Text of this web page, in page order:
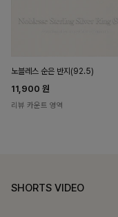
노블레스 순은 반지(92.5)
11,900 원
리뷰 카운트 영역
SHORTS VIDEO